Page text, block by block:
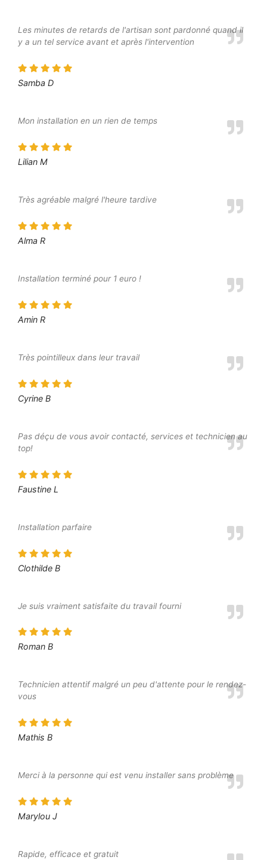
Les minutes de retards de l'artisan sont pardonné quand il
y a un tel service avant et après l'intervention
Samba D
Mon installation en un rien de temps
Lilian M
Très agréable malgré l'heure tardive
Alma R
Installation terminé pour 1 euro !
Amin R
Très pointilleux dans leur travail
Cyrine B
Pas déçu de vous avoir contacté, services et technicien au
top!
Faustine L
Installation parfaire
Clothilde B
Je suis vraiment satisfaite du travail fourni
Roman B
Technicien attentif malgré un peu d'attente pour le rendez-
vous
Mathis B
Merci à la personne qui est venu installer sans problème
Marylou J
Rapide, efficace et gratuit